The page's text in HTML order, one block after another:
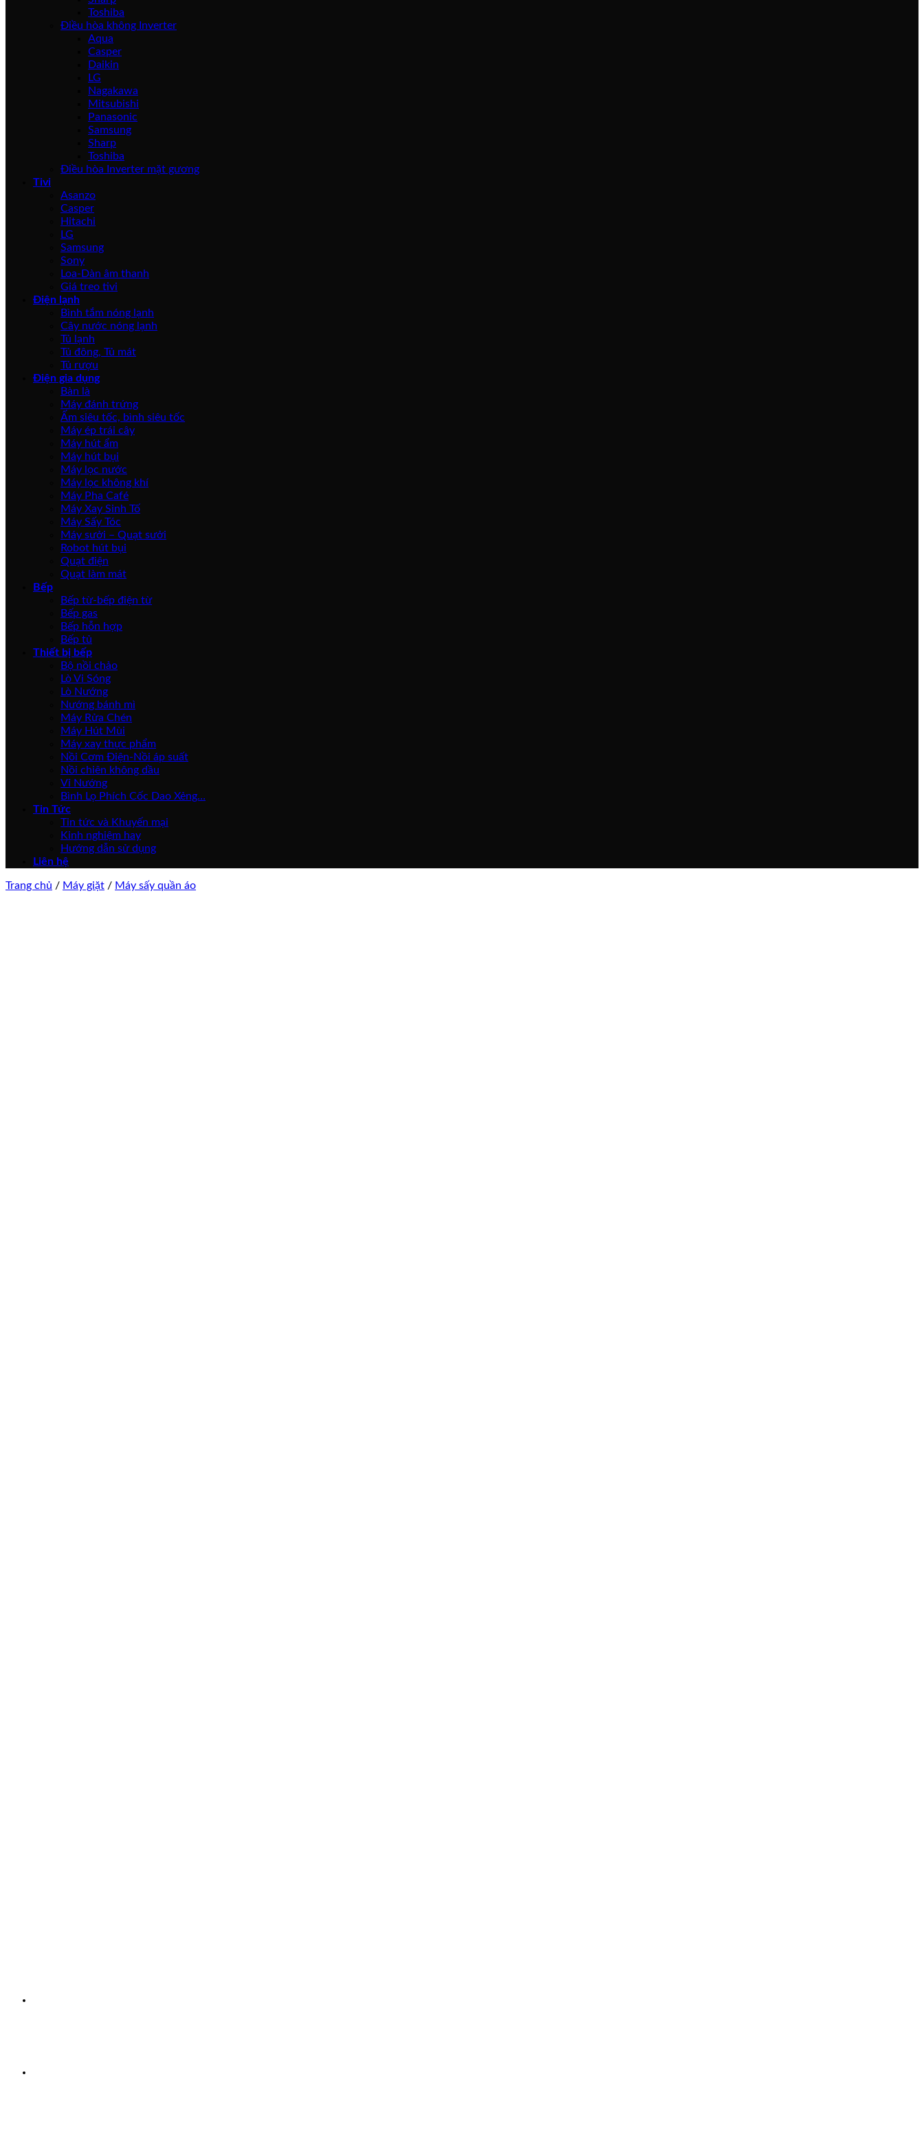
Toshiba
Điều hòa không Inverter
Aqua
Casper
Daikin
LG
Nagakawa
Mitsubishi
Panasonic
Samsung
Sharp
Toshiba
Điều hòa Inverter mặt gương
Tivi
Asanzo
Casper
Hitachi
LG
Samsung
Sony
Loa-Dàn âm thanh
Giá treo tivi
Điện lạnh
Bình tắm nóng lạnh
Cây nước nóng lạnh
Tủ lạnh
Tủ đông, Tủ mát
Tủ rượu
Điện gia dụng
Bàn là
Máy đánh trứng
Ấm siêu tốc, bình siêu tốc
Máy ép trái cây
Máy hút ẩm
Máy hút bụi
Máy lọc nước
Máy lọc không khí
Máy Pha Café
Máy Xay Sinh Tố
Máy Sấy Tóc
Máy sưởi – Quạt sưởi
Robot hút bụi
Quạt điện
Quạt làm mát
Bếp
Bếp từ-bếp điện từ
Bếp gas
Bếp hỗn hợp
Bếp tủ
Thiết bị bếp
Bộ nồi chảo
Lò Vi Sóng
Lò Nướng
Nướng bánh mì
Máy Rửa Chén
Máy Hút Mùi
Máy xay thực phẩm
Nồi Cơm Điện-Nồi áp suất
Nồi chiên không dầu
Vỉ Nướng
Bình Lọ Phích Cốc Dao Xẻng…
Tin Tức
Tin tức và Khuyến mại
Kinh nghiệm hay
Hướng dẫn sử dụng
Liên hệ
Trang chủ / Máy giặt / Máy sấy quần áo